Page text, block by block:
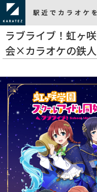
ラブライブ！虹ヶ
会×カラオケの鉄人